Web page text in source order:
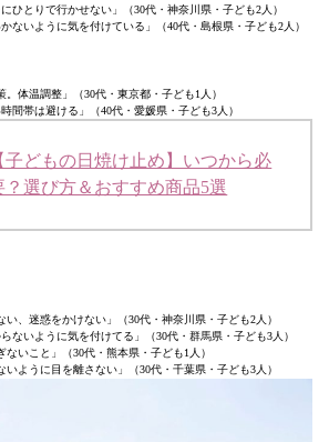
ひとりで行かせない」（30代・神奈川県・子ども2人）
ないように気を付けている」（40代・島根県・子ども2人）
。体温調整」（30代・東京都・子ども1人）
時間帯は避ける」（40代・愛媛県・子ども3人）
子どもの日焼け止め】いつから必
？選び方＆おすすめ商品5選
い、迷惑をかけない」（30代・神奈川県・子ども2人）
ないように気を付けてる」（30代・群馬県・子ども3人）
ないこと」（30代・熊本県・子ども1人）
いように目を離さない」（30代・千葉県・子ども3人）